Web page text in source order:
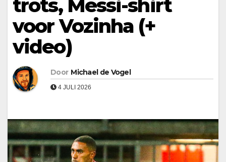
trots, Messi-shirt
voor Vozinha (+
video)
Door Michael de Vogel
4 JULI 2026